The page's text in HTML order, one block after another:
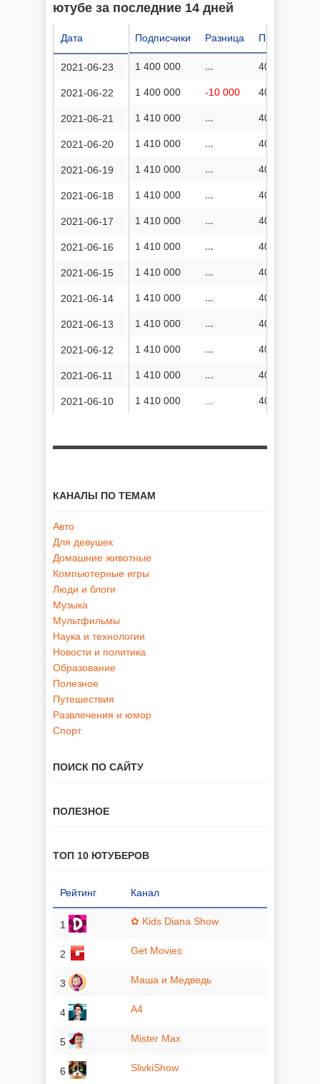
ютубе за последние 14 дней
Подписчики Разница Просмотров
1 400 000 ... 400 221 931
1 400 000 -10 000 400 214 634
1 410 000 ... 400 207 351
1 410 000 ... 400 192 760
1 410 000 ... 400 192 760
1 410 000 ... 400 184 953
1 410 000 ... 400 177 541
1 410 000 ... 400 169 204
1 410 000 ... 400 160 326
1 410 000 ... 400 152 397
1 410 000 ... 400 143 004
1 410 000 ... 400 129 759
1 410 000 ... 400 122 035
1 410 000 ... 400 114 139
Дата
2021-06-23
2021-06-22
2021-06-21
2021-06-20
2021-06-19
2021-06-18
2021-06-17
2021-06-16
2021-06-15
2021-06-14
2021-06-13
2021-06-12
2021-06-11
2021-06-10
КАНАЛЫ ПО ТЕМАМ
Авто
Для девушек
Домашние животные
Компьютерные игры
Люди и блоги
Музыка
Мультфильмы
Наука и технологии
Новости и политика
Образование
Полезное
Путешествия
Развлечения и юмор
Спорт
ПОИСК ПО САЙТУ
ПОЛЕЗНОЕ
ТОП 10 ЮТУБЕРОВ
Рейтинг Канал
1 ✿ Kids Diana Show
2 Get Movies
3 Маша и Медведь
4 A4
5 Mister Max
6 SlivkiShow